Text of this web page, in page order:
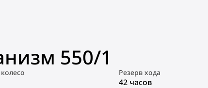
550/1
Резерв хода
42 часов